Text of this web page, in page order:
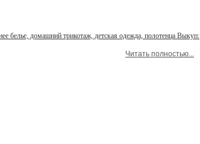
белье, домашний трикотаж, детская одежда, полотенца Выкуп:
Читать полностью...